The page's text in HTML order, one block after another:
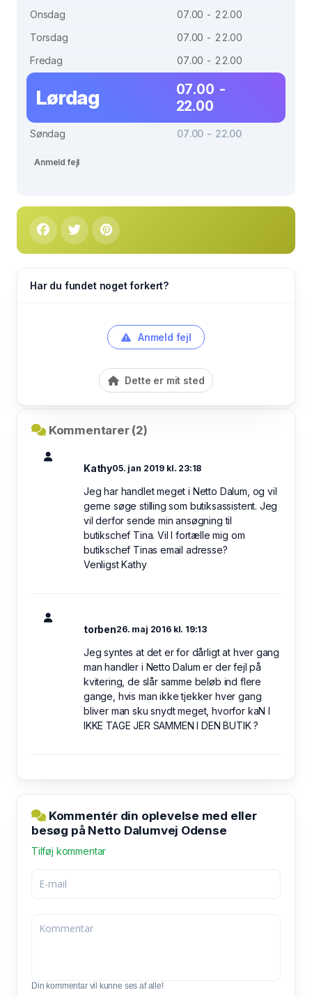
Onsdag
07.00 - 22.00
Torsdag
07.00 - 22.00
Fredag
07.00 - 22.00
Lørdag
07.00 -
22.00
Søndag 07.00 - 22.00
Anmeld fejl
Har du fundet noget forkert?
Anmeld fejl
Dette er mit sted
Kommentarer (2)
Kathy05. jan 2019 kl. 23:18
Jeg har handlet meget i Netto Dalum, og vil
gerne søge stilling som butiksassistent. Jeg
vil derfor sende min ansøgning til
butikschef Tina. Vil I fortælle mig om
butikschef Tinas email adresse?
Venligst Kathy
torben26. maj 2016 kl. 19:13
Jeg syntes at det er for dårligt at hver gang
man handler i Netto Dalum er der fejl på
kvitering, de slår samme beløb ind flere
gange, hvis man ikke tjekker hver gang
bliver man sku snydt meget, hvorfor kaN I
IKKE TAGE JER SAMMEN I DEN BUTIK ?
Kommentér din oplevelse med eller
besøg på Netto Dalumvej Odense
Tilføj kommentar
Din kommentar vil kunne ses af alle!